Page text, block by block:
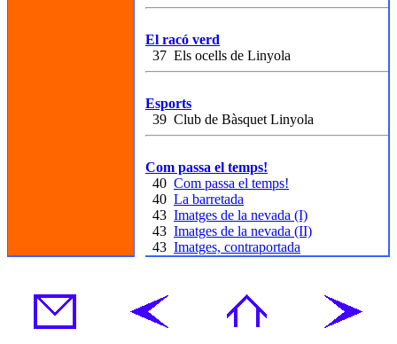
El racó verd
37 Els ocells de Linyola
Esports
39 Club de Bàsquet Linyola
Com passa el temps!
40 Com passa el temps!
40 La barretada
43 Imatges de la nevada (I)
43 Imatges de la nevada (II)
43 Imatges, contraportada